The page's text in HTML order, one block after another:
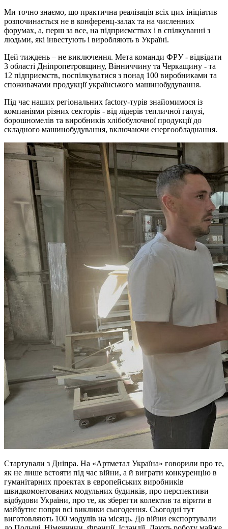
Ми точно знаємо, що практична реалізація всіх цих ініціатив
розпочинається не в конференц-залах та на численних
форумах, а, перш за все, на підприємствах і в спілкуванні з
людьми, які інвестують і виробляють в Україні.
Цей тиждень – не виключення. Мета команди ФРУ - відвідати
3 області Дніпропетровщину, Вінниччину та Черкащину - та
12 підприємств, поспілкуватися з понад 100 виробниками та
споживачами продукції українського машинобудування.
Під час наших регіональних factory-турів знайомимося із
компаніями різних секторів - від лідерів тепличної галузі,
борошномелів та виробників хлібобулочної продукції до
складного машинобудування, включаючи енергообладнання.
Стартували з Дніпра. На «Артметал Україна» говорили про те,
як не лише встояти під час війни, а й виграти конкуренцію в
гуманітарних проектах в європейських виробників
швидкомонтованих модульних будинків, про перспективи
відбудови України, про те, як зберегти колектив та вірити в
майбутнє попри всі виклики сьогодення. Сьогодні тут
виготовляють 100 модулів на місяць. До війни експортували